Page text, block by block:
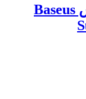
پمپ باد و چراغ‌قوه بیسوس Baseus